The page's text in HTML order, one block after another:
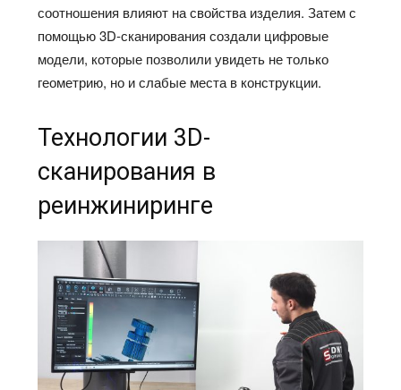
соотношения влияют на свойства изделия. Затем с
помощью 3D-сканирования создали цифровые
модели, которые позволили увидеть не только
геометрию, но и слабые места в конструкции.
Технологии 3D-
сканирования в
реинжиниринге